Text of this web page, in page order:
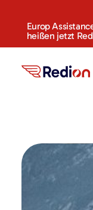
Europ
heißen jetzt